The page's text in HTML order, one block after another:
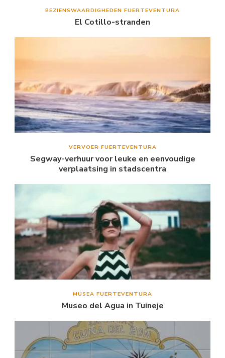
BEZIENSWAARDIGHEDEN FUERTEVENTURA
El Cotillo-stranden
VERVOER FUERTEVENTURA
Segway-verhuur voor leuke en eenvoudige
verplaatsing in stadscentra
MUSEA FUERTEVENTURA
Museo del Agua in Tuineje